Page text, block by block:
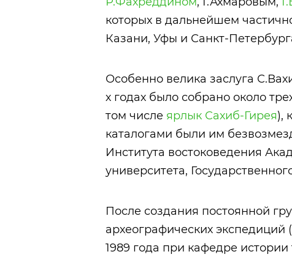
которых в дальнейшем
Казани, Уфы и Санкт-
Особенно велика заслуга
х годах было собрано около
том числе ярлык Сахиб-Гирея),
каталогами были им
Института востоковедения
университета,
После создания постоянной
археографических
1989 года при кафедре